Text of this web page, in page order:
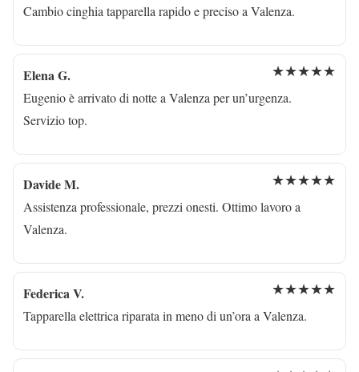
Cambio cinghia tapparella rapido e preciso a Valenza.
Elena G. ★★★★★
Eugenio è arrivato di notte a Valenza per un’urgenza.
Servizio top.
Davide M. ★★★★★
Assistenza professionale, prezzi onesti. Ottimo lavoro a
Valenza.
Federica V. ★★★★★
Tapparella elettrica riparata in meno di un’ora a Valenza.